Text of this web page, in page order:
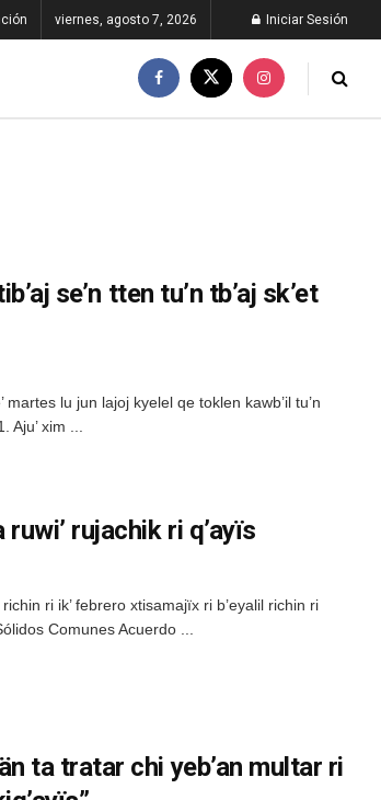
viernes, agosto 7, 2026 Iniciar Sesión
se’n tten tu’n tb’aj sk’et
martes lu jun lajoj kyelel qe toklen kawb’il tu’n
Aju’ xim ...
ruwi’ rujachik ri q’ayïs
ri ik’ febrero xtisamajïx ri b’eyalil richin ri
Comunes Acuerdo ...
ta tratar chi yeb’an multar ri